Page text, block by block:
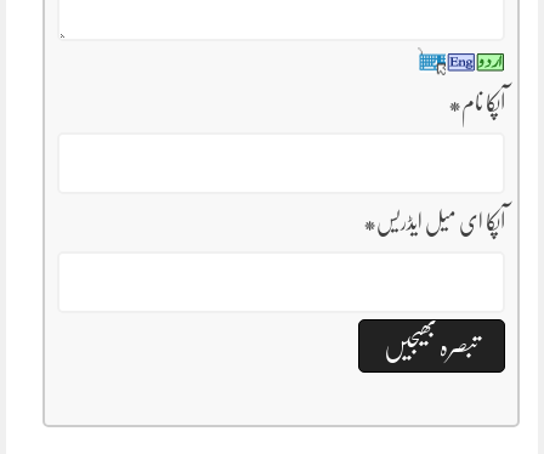
آپکا نام*
آپکا ای میل ایڈریس*